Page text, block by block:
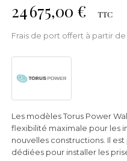
24 675,00 €
TTC
Frais de port offert à partir de
Les modèles Torus Power
flexibilité maximale pour les
nouvelles constructions. Il
dédiées pour installer les